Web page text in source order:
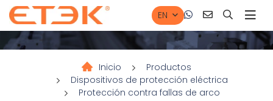
EN
Inicio
Productos
Dispositivos de protección eléctrica
Protección contra fallas de arco